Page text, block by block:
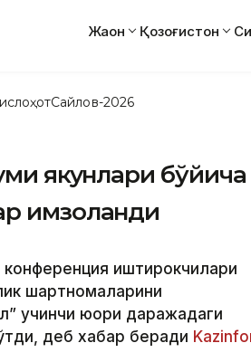
Жаҳон Қозоғистон
Сайлов-2026
якунлари бўйича
имзоланди
конференция иштирокчилари
шартномаларини
учинчи юқори даражадаги
деб хабар беради